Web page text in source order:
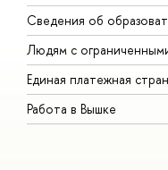
Сведения об
Людям с
Единая платежная
Работа в Вышке